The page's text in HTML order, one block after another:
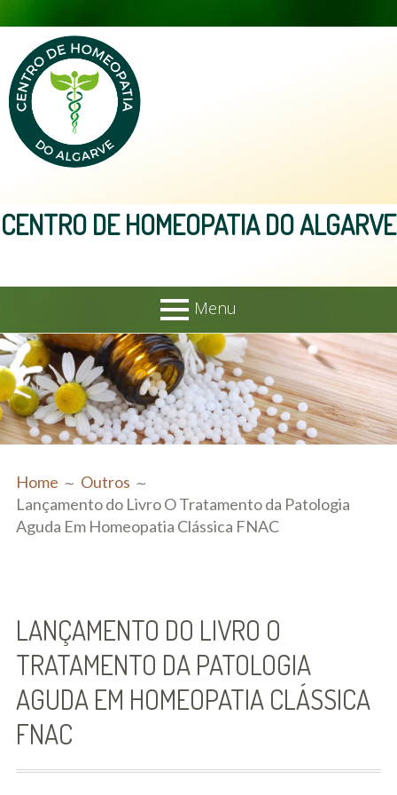
content
CENTRO DE HOMEOPATIA DO ALGARVE
Menu
PRIMARY
MENU
Home
Sobre Nós
Serviços
Consultas
Homeopatia
Ortomolecular
Diagnóstico Funcional
Quiropraxia
Osteopatia
Home
Outros
Lançamento do Livro O Tratamento da Patologia
Aguda Em Homeopatia Clássica FNAC
LANÇAMENTO DO LIVRO O
TRATAMENTO DA PATOLOGIA
AGUDA EM HOMEOPATIA CLÁSSICA
FNAC